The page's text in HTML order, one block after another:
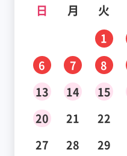
日 月 火
1
6
7 8
13
14 15
20
21 22
27
28 29